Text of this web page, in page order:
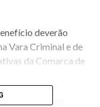
deverão
Vara Criminal e de
da Comarca de
até o dia 7 de